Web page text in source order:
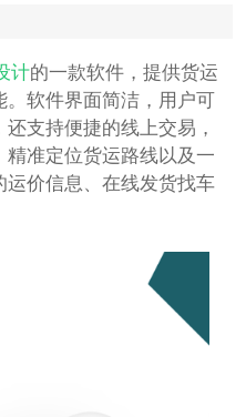
计的一款软件，提供货运
软件界面简洁，用户可
支持便捷的线上交易，
准定位货运路线以及一
运价信息、在线发货找车